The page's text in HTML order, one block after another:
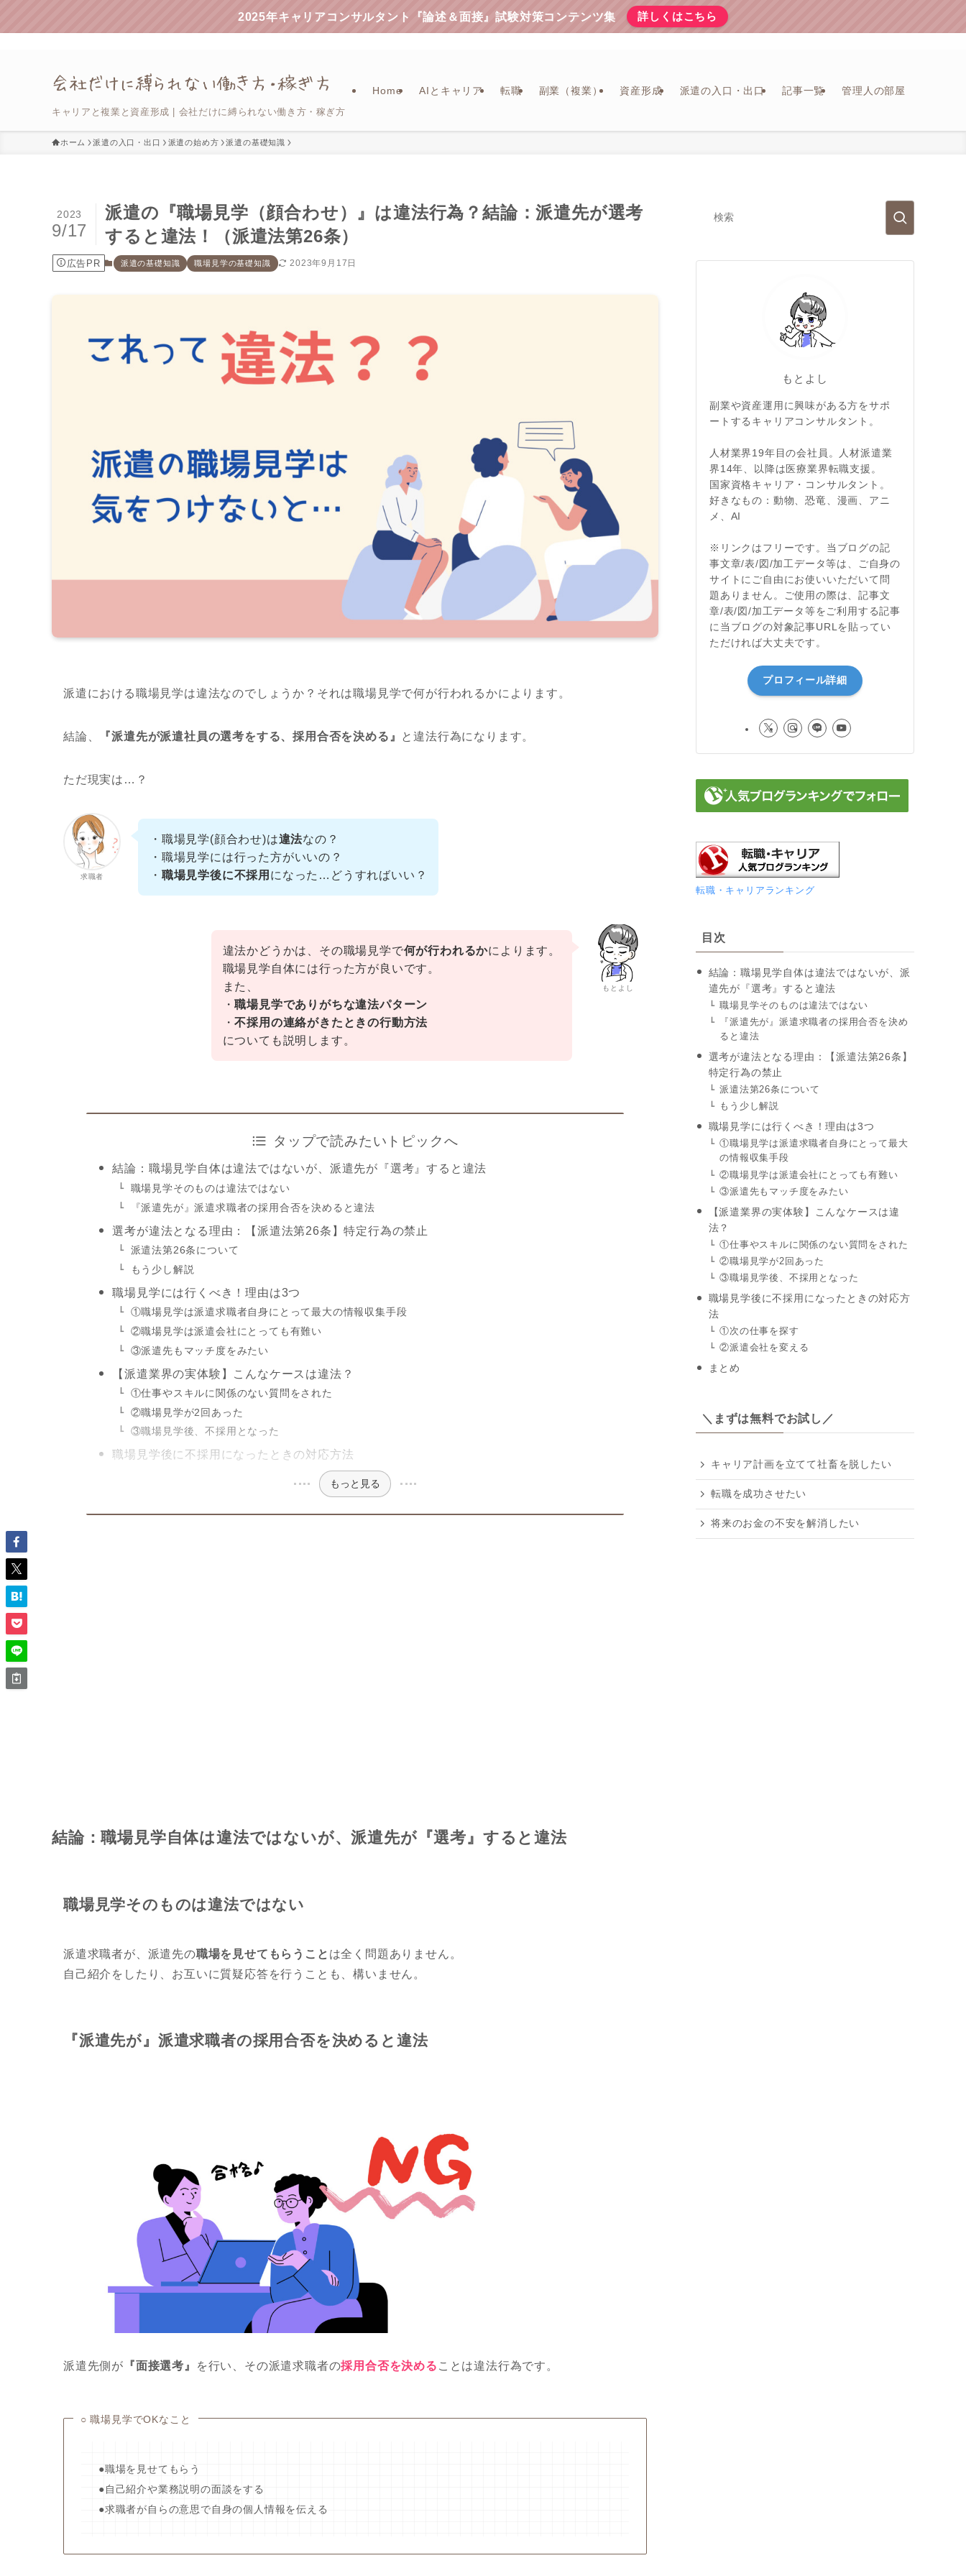
2025年キャリアコンサルタント『論述＆面接』試験対策コンテンツ集 詳しくはこちら
キャリアと複業と資産形成 | 会社だけに縛られない働き方・稼ぎ方
Home AIとキャリア 転職 副業（複業） 資産形成 派遣の入口・出口 記事一覧 管理人の部屋
ホーム 派遣の入口・出口 派遣の始め方 派遣の基礎知識
派遣の『職場見学（顔合わせ）』は違法行為？結論：派遣先が選考
すると違法！（派遣法第26条）
2023
9/17
広告PR 派遣の基礎知識 職場見学の基礎知識 2023年9月17日
派遣における職場見学は違法なのでしょうか？それは職場見学で何が行われるかによります。
結論、 『派遣先が派遣社員の選考をする、採用合否を決める』 と違法行為になります。
ただ現実は…？
求職者
・職場見学(顔合わせ)は違法なの？
・職場見学には行った方がいいの？
・ 職場見学後に不採用 になった…どうすればいい？
もとよし
違法かどうかは、その職場見学で何が行われるかによります。
職場見学自体には行った方が良いです。
また、
・職場見学でありがちな違法パターン
・不採用の連絡がきたときの行動方法
についても説明します。
タップで読みたいトピックへ
結論：職場見学自体は違法ではないが、派遣先が『選考』すると違法
職場見学そのものは違法ではない
『派遣先が』派遣求職者の採用合否を決めると違法
選考が違法となる理由：【派遣法第26条】特定行為の禁止
派遣法第26条について
もう少し解説
職場見学には行くべき！理由は3つ
①職場見学は派遣求職者自身にとって最大の情報収集手段
②職場見学は派遣会社にとっても有難い
③派遣先もマッチ度をみたい
【派遣業界の実体験】こんなケースは違法？
①仕事やスキルに関係のない質問をされた
②職場見学が2回あった
③職場見学後、不採用となった
職場見学後に不採用になったときの対応方法
もっと見る
結論：職場見学自体は違法ではないが、派遣先が『選考』すると違法
職場見学そのものは違法ではない
派遣求職者が、派遣先の職場を見せてもらうこと は全く問題ありません。
自己紹介をしたり、お互いに質疑応答を行うことも、構いません。
『派遣先が』 派遣求職者の採用合否を決めると違法
派遣先側が 『面接選考』 を行い、その派遣求職者の採用合否を決める ことは違法行為です。
○ 職場見学でOKなこと
●職場を見せてもらう
●自己紹介や業務説明の面談をする
●求職者が自らの意思で自身の個人情報を伝える
もとよし
副業や資産運用に興味がある方をサポ
ートするキャリアコンサルタント。
人材業界19年目の会社員。人材派遣業
界14年、以降は医療業界転職支援。
国家資格キャリア・コンサルタント。
好きなもの：動物、恐竜、漫画、アニ
メ、AI
※リンクはフリーです。当ブログの記
事文章/表/図/加工データ等は、ご自身の
サイトにご自由にお使いいただいて問
題ありません。ご使用の際は、記事文
章/表/図/加工データ等をご利用する記事
に当ブログの対象記事URLを貼ってい
ただければ大丈夫です。
プロフィール詳細
転職・キャリアランキング
目次
結論：職場見学自体は違法ではないが、派
遣先が『選考』すると違法
職場見学そのものは違法ではない
『派遣先が』派遣求職者の採用合否を決め
ると違法
選考が違法となる理由：【派遣法第26条】
特定行為の禁止
派遣法第26条について
もう少し解説
職場見学には行くべき！理由は3つ
①職場見学は派遣求職者自身にとって最大
の情報収集手段
②職場見学は派遣会社にとっても有難い
③派遣先もマッチ度をみたい
【派遣業界の実体験】こんなケースは違
法？
①仕事やスキルに関係のない質問をされた
②職場見学が2回あった
③職場見学後、不採用となった
職場見学後に不採用になったときの対応方
法
①次の仕事を探す
②派遣会社を変える
まとめ
＼まずは無料でお試し／
キャリア計画を立てて社畜を脱したい
転職を成功させたい
将来のお金の不安を解消したい